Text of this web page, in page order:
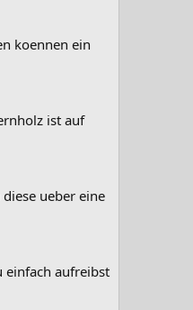
koennen ein
ist auf
ueber eine
einfach aufreibst